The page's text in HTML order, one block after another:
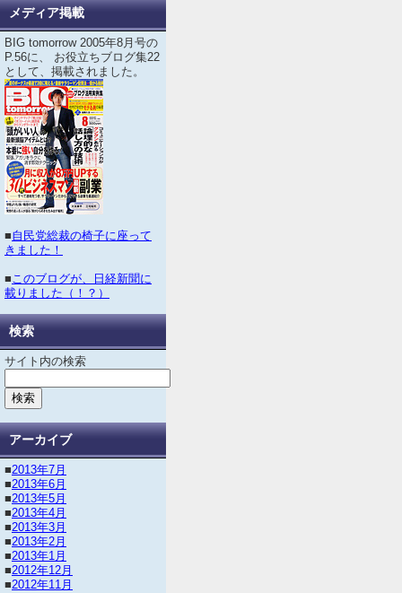
メディア掲載
BIG tomorrow 2005年8月号の
P.56に、 お役立ちブログ集22
として、掲載されました。
■自民党総裁の椅子に座って
きました！
■このブログが、日経新聞に
載りました（！？）
検索
サイト内の検索
アーカイブ
■2013年7月
■2013年6月
■2013年5月
■2013年4月
■2013年3月
■2013年2月
■2013年1月
■2012年12月
■2012年11月